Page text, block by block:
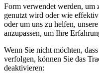
Form verwendet werden, um
genutzt wird oder wie
oder um uns zu helfen,
anzupassen, um Ihre
Wenn Sie nicht möchten,
verfolgen, können Sie das
deaktivieren: